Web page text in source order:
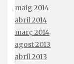
maig 2014
abril 2014
març 2014
agost 2013
abril 2013